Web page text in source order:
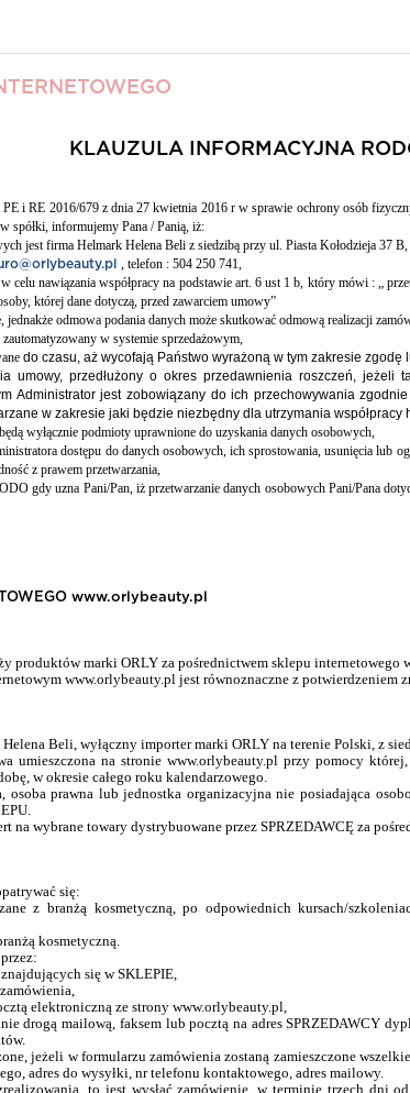
KLAUZULA INFORMACYJNA
PE i RE 2016/679 z dnia 27 kwietnia 2016 r w sprawie ochrony osób
spółki, informujemy Pana / Panią, iż:
jest firma Helmark Helena Beli z siedzibą przy ul. Piasta Kołodzieja 37
, telefon : 504 250 741,
celu nawiązania współpracy na podstawie art. 6 ust 1 b, który mówi : „
której dane dotyczą, przed zawarciem umowy”
odmowa podania danych może skutkować odmową realizacji
w systemie sprzedażowym,
do czasu, aż wycofają Państwo wyrażoną w tym zakresie
umowy, przedłużony o okres przedawnienia roszczeń,
Administrator jest zobowiązany do ich przechowywania
w zakresie jaki będzie niezbędny dla utrzymania współpracy
wyłącznie podmioty uprawnione do uzyskania danych osobowych,
dostępu do danych osobowych, ich sprostowania, usunięcia lub
z prawem przetwarzania,
gdy uzna Pani/Pan, iż przetwarzanie danych osobowych Pani/Pana
www.orlybeauty.pl
produktów marki ORLY za pośrednictwem sklepu internetowego
www.orlybeauty.pl jest równoznaczne z potwierdzeniem
Helena Beli, wyłączny importer marki ORLY na terenie Polski, z
umieszczona na stronie www.orlybeauty.pl przy pomocy
w okresie całego roku kalendarzowego.
prawna lub jednostka organizacyjna nie posiadająca
na wybrane towary dystrybuowane przez SPRZEDAWCĘ za
się:
z branżą kosmetyczną, po odpowiednich kursach/
kosmetyczną.
się w SKLEPIE,
elektroniczną ze strony www.orlybeauty.pl,
drogą mailową, faksem lub pocztą na adres SPRZEDAWCY
jeżeli w formularzu zamówienia zostaną zamieszczone
adres do wysyłki, nr telefonu kontaktowego, adres mailowy.
to jest wysłać zamówienie, w terminie trzech dni